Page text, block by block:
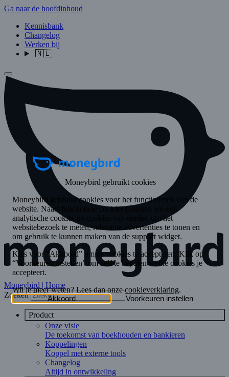
Ga naar de hoofdinhoud
Kennisbank
Changelog
Werken bij
🇳🇱
Moneybird | Home
Zoeken
Product
Onze visie
De toekomst van boekhouden en bankieren
Koppelingen
Koppel met externe tools
Changelog
Altijd in ontwikkeling